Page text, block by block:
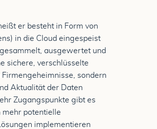
er besteht in Form von
in die Cloud eingespeist
ausgewertet und
sichere, verschlüsselte
sondern
Aktualität der Daten
Zugangspunkte gibt es
mehr potentielle
implementieren